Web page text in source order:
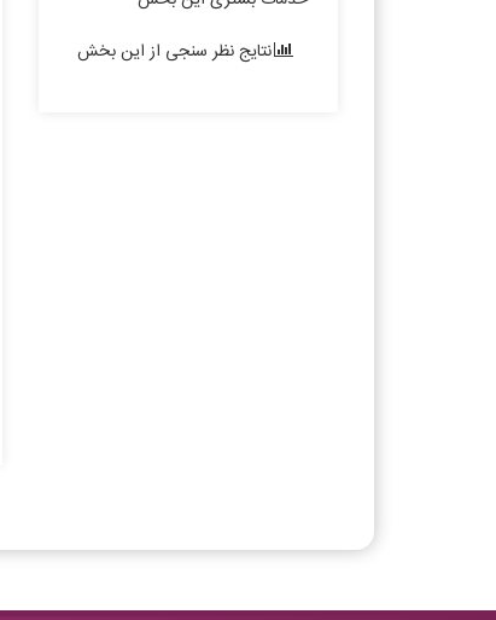
نتایج نظر سنجی از این بخش